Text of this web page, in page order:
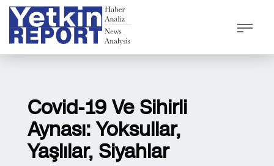
Covid-19 Ve Sihirli
Aynası: Yoksullar,
Yaşlılar, Siyahlar